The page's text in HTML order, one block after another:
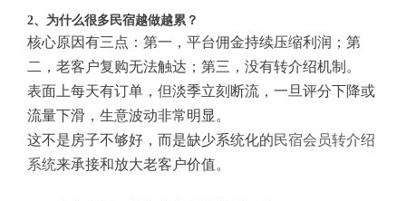
2、为什么很多民宿越做越累？
核心原因有三点：第一，平台佣金持续压缩利润；第
二，老客户复购无法触达；第三，没有转介绍机制。
表面上每天有订单，但淡季立刻断流，一旦评分下降或
流量下滑，生意波动非常明显。
这不是房子不够好，而是缺少系统化的民宿会员转介绍
系统来承接和放大老客户价值。